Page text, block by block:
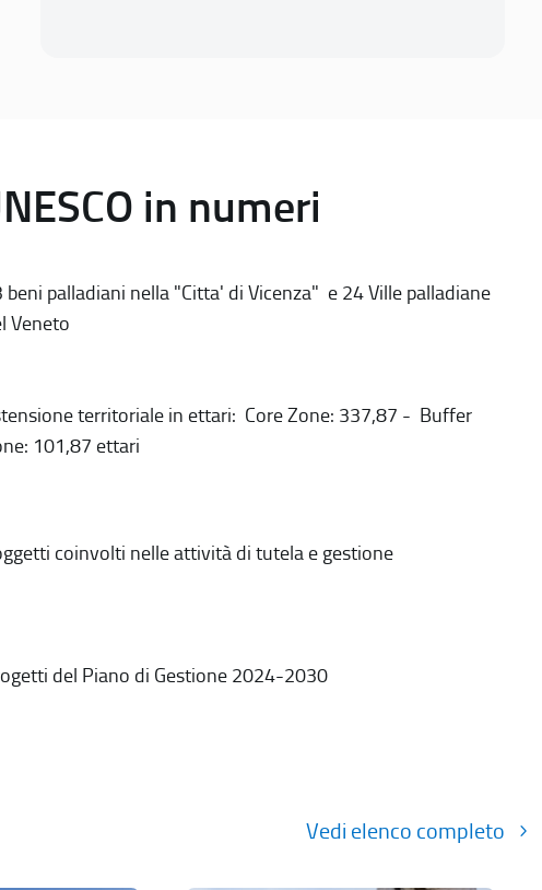
in numeri
beni palladiani nella "Citta' di Vicenza" e 24 Ville palladiane
Veneto
territoriale in ettari: Core Zone: 337,87 - Buffer
101,87 ettari
coinvolti nelle attività di tutela e gestione
del Piano di Gestione 2024-2030
Vedi elenco completo